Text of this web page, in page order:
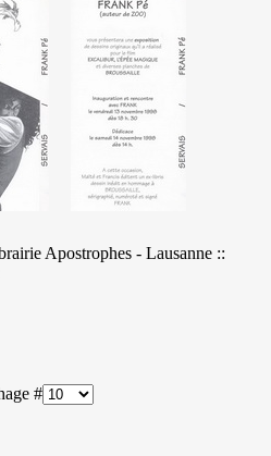
Apostrophes - Lausanne ::
#